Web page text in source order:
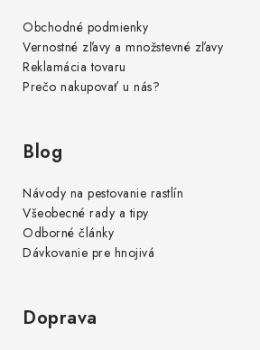
Obchodné podmienky
Vernostné zľavy a množstevné zľavy
Reklamácia tovaru
Prečo nakupovať u nás?
Blog
Návody na pestovanie rastlín
Všeobecné rady a tipy
Odborné články
Dávkovanie pre hnojivá
Doprava